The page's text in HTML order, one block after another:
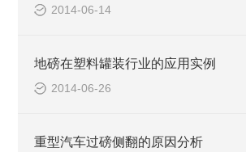
2014-06-14
地磅在塑料罐装行业的应用实例
2014-06-26
重型汽车过磅侧翻的原因分析